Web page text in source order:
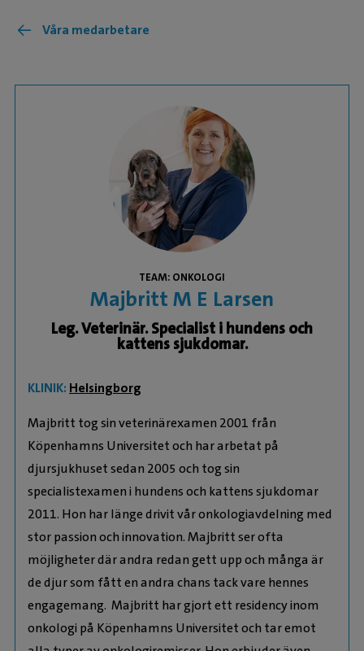
Våra medarbetare
TEAM: ONKOLOGI
Majbritt M E Larsen
Leg. Veterinär. Specialist i hundens och
kattens sjukdomar.
KLINIK: Helsingborg
Majbritt tog sin veterinärexamen 2001 från
Köpenhamns Universitet och har arbetat på
djursjukhuset sedan 2005 och tog sin
specialistexamen i hundens och kattens sjukdomar
2011. Hon har länge drivit vår onkologiavdelning med
stor passion och innovation. Majbritt ser ofta
möjligheter där andra redan gett upp och många är
de djur som fått en andra chans tack vare hennes
engagemang. Majbritt har gjort ett residency inom
onkologi på Köpenhamns Universitet och tar emot